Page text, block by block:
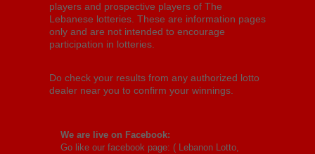
players and prospective players of The
Lebanese lotteries. These are information pages
only and are not intended to encourage
participation in lotteries.
Do check your results from any authorized lotto
dealer near you to confirm your winnings.
We are live on Facebook:
Go like our facebook page: ( Lebanon Lotto,